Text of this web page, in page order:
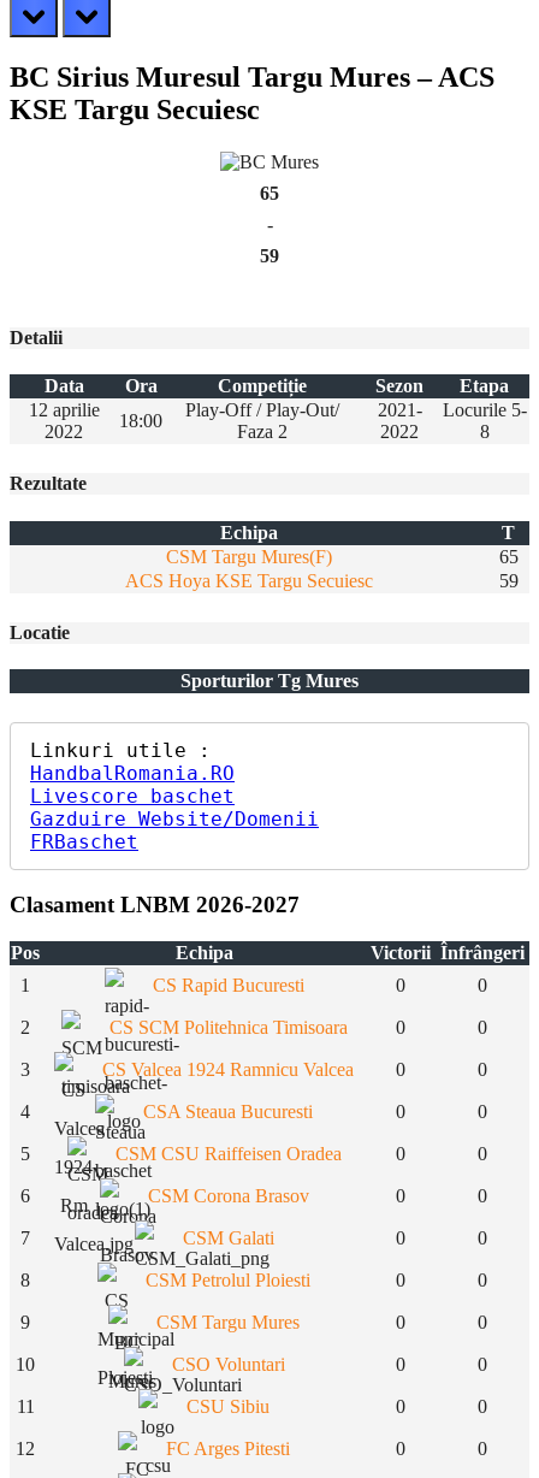
prev next
BC Sirius Muresul Targu Mures – ACS
KSE Targu Secuiesc
65
-
59
Detalii
Data Ora Competiție Sezon
Etapa
12 aprilie
2022
18:00
Play-Off / Play-Out/
Faza 2
2021-
2022
Locurile 5-
8
Rezultate
Echipa
T
CSM Targu Mures(F)
65
ACS Hoya KSE Targu Secuiesc
59
Locatie
Sporturilor Tg Mures
HandbalRomania.RO
Livescore baschet
Gazduire Website/Domenii
FRBaschet
Clasament LNBM 2026-2027
Pos Echipa Victorii Înfrângeri
1
CS Rapid Bucuresti 0 0
2 CS SCM Politehnica Timisoara 0 0
3 CS Valcea 1924 Ramnicu Valcea 0 0
4 CSA Steaua Bucuresti 0 0
5 CSM CSU Raiffeisen Oradea 0 0
6 CSM Corona Brasov 0 0
7 CSM Galati 0 0
8 CSM Petrolul Ploiesti 0 0
9 CSM Targu Mures 0 0
10 CSO Voluntari 0 0
11 CSU Sibiu 0 0
12 FC Arges Pitesti 0 0